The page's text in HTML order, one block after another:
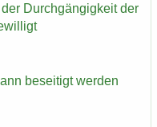
Durch­gän­gig­keit der
be­sei­tigt wer­den